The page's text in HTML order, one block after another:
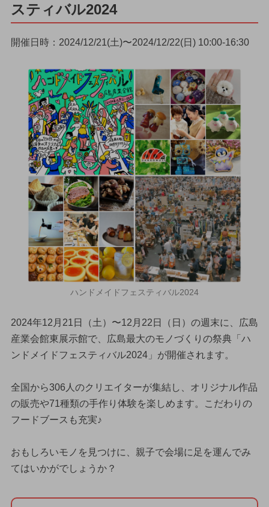
スティバル2024
開催日時：2024/12/21(土)〜2024/12/22(日) 10:00-16:30
ハンドメイドフェスティバル2024
2024年12月21日（土）〜12月22日（日）の週末に、広島
産業会館東展示館で、広島最大のモノづくりの祭典「ハ
ンドメイドフェスティバル2024」が開催されます。
全国から306人のクリエイターが集結し、オリジナル作品
の販売や71種類の手作り体験を楽しめます。こだわりの
フードブースも充実♪
おもしろいモノを見つけに、親子で会場に足を運んでみ
てはいかがでしょうか？